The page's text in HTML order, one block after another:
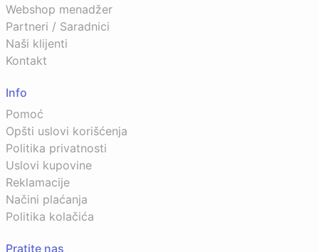
Webshop menadžer
Partneri / Saradnici
Naši klijenti
Kontakt
Info
Pomoć
Opšti uslovi korišćenja
Politika privatnosti
Uslovi kupovine
Reklamacije
Načini plaćanja
Politika kolačića
Pratite nas